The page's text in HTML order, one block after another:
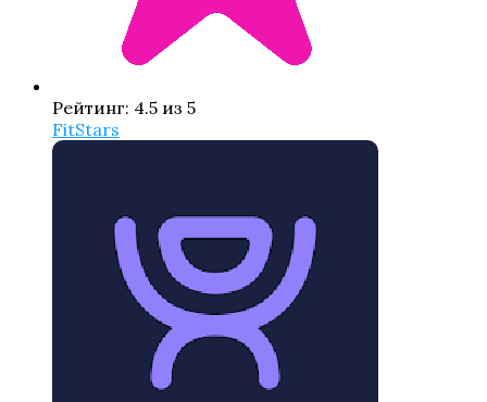
Рейтинг: 4.5 из 5
FitStars